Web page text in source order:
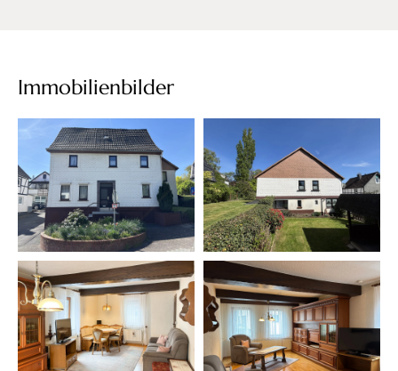
Immobilienbilder